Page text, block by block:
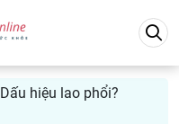
Dấu hiệu lao phổi?